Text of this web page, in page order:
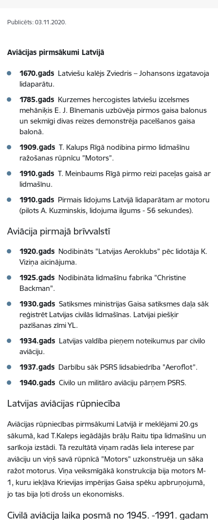
Publicēts: 03.11.2020.
Aviācijas pirmsākumi Latvijā
1670.gads Latviešu kalējs Zviedris – Johansons izgatavoja
lidaparātu.
1785.gads Kurzemes hercogistes latviešu izcelsmes
mehāniķis E. J. Bīnemanis uzbūvēja pirmos gaisa balonus
un sekmīgi divas reizes demonstrēja pacelšanos gaisa
balonā.
1909.gads T. Kalups Rīgā nodibina pirmo lidmašīnu
ražošanas rūpnīcu "Motors”.
1910.gads T. Meinbaums Rīgā pirmo reizi paceļas gaisā ar
lidmašīnu.
1910.gads Pirmais lidojums Latvijā lidaparātam ar motoru
(pilots A. Kuzminskis, lidojuma ilgums - 56 sekundes).
Aviācija pirmajā brīvvalstī
1920.gads Nodibināts "Latvijas Aeroklubs” pēc lidotāja K.
Viziņa aicinājuma.
1925.gads Nodibināta lidmašīnu fabrika "Christine
Backman".
1930.gads Satiksmes ministrijas Gaisa satiksmes daļa sāk
reģistrēt Latvijas civilās lidmašīnas. Latvijai piešķir
pazīšanas zīmi YL.
1934.gads Latvijas valdība pieņem noteikumus par civilo
aviāciju.
1937.gads Darbību sāk PSRS lidsabiedrība "Aeroflot”.
1940.gads Civilo un militāro aviāciju pārņem PSRS.
Latvijas aviācijas rūpniecība
Aviācijas rūpniecības pirmsākumi Latvijā ir meklējami 20.gs
sākumā, kad T.Kaleps iegādājās brāļu Raitu tipa lidmašīnu un
sarīkoja izstādi. Tā rezultātā viņam radās liela interese par
aviāciju un viņš savā rūpnīcā "Motors" uzkonstruēja un sāka
ražot motorus. Viņa veiksmīgākā konstrukcija bija motors M-
1, kuru iekļāva Krievijas impērijas Gaisa spēku apbruņojumā,
jo tas bija ļoti drošs un ekonomisks.
Civilā aviācija laika posmā no 1945. -1991. gadam